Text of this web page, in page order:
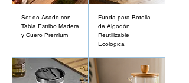
Set de Asado con
Tabla Estribo Madera
y Cuero Premium
Funda para Botella
de Algodón
Reutilizable
Ecológica